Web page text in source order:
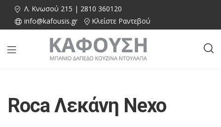
Λ. Κνωσού 215 | 2810 360120
info@kafousis.gr
Κλείστε Ραντεβού
Roca Λεκάνη Nexo